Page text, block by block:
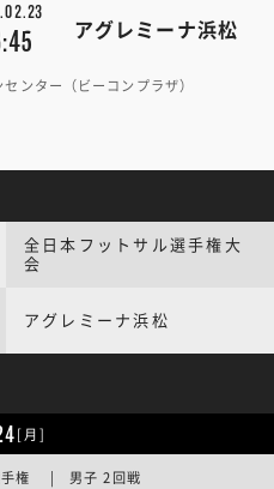
アグレミーナ浜松
ンター（ビーコンプラザ）
全日本フットサル選手権大
会
アグレミーナ浜松
[月]
手権 | 男子 2回戦